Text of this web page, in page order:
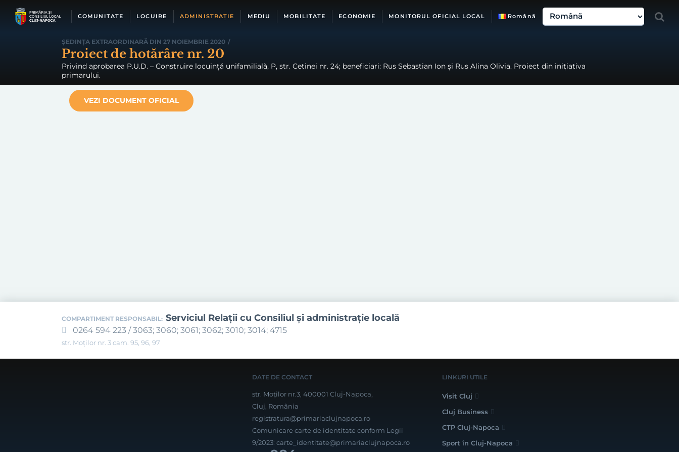
COMUNITATE LOCUIRE ADMINISTRAȚIE MEDIU MOBILITATE ECONOMIE MONITORUL OFICIAL LOCAL Română
ȘEDINȚA EXTRAORDINARĂ DIN 27 NOIEMBRIE 2020 /
Proiect de hotărâre nr. 20
Privind aprobarea P.U.D. – Construire locuință unifamilială, P, str. Cetinei nr. 24; beneficiari: Rus Sebastian Ion și Rus Alina Olivia. Proiect din inițiativa
primarului.
VEZI DOCUMENT OFICIAL
COMPARTIMENT RESPONSABIL: Serviciul Relaţii cu Consiliul şi administraţie locală
0264 594 223 / 3063; 3060; 3061; 3062; 3010; 3014; 4715
str. Moților nr. 3 cam. 95, 96, 97
DATE DE CONTACT
str. Moților nr.3, 400001 Cluj-Napoca,
Cluj, România
registratura@primariaclujnapoca.ro
Comunicare carte de identitate conform Legii
9/2023: carte_identitate@primariaclujnapoca.ro
LINKURI UTILE
Visit Cluj
Cluj Business
CTP Cluj-Napoca
Sport în Cluj-Napoca